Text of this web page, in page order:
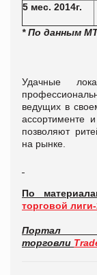
5 мес. 2014г.
* По данным
Удачные
ведущих в
ассортименте
позволяют
на рынке.
По
торговой
Портал
торговли